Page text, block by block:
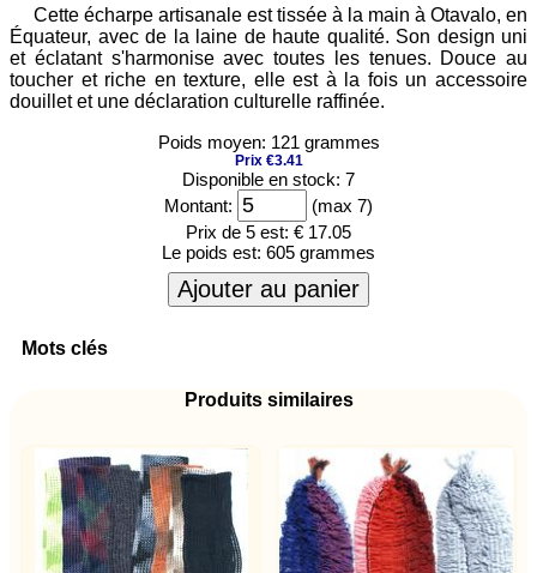
Cette écharpe artisanale est tissée à la main à Otavalo, en
Équateur, avec de la laine de haute qualité. Son design uni
et éclatant s'harmonise avec toutes les tenues. Douce au
toucher et riche en texture, elle est à la fois un accessoire
douillet et une déclaration culturelle raffinée.
Poids moyen: 121 grammes
Prix €3.41
Disponible en stock: 7
Montant:
(max 7)
Prix de 5 est: € 17.05
Le poids est: 605 grammes
Ajouter au panier
Mots clés
Produits similaires